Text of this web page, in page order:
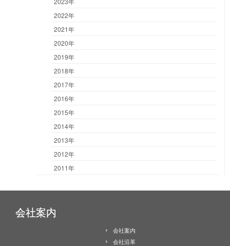
2022年
2021年
2020年
2019年
2018年
2017年
2016年
2015年
2014年
2013年
2012年
2011年
会社案内
会社案内
会社沿革